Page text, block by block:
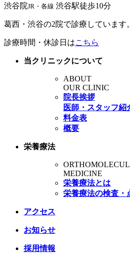
渋谷院JR・各線 渋谷駅徒歩10分
葛西・渋谷の2院で診療しています。
診療時間・休診日はこちら
当クリニックについて
ABOUT
OUR CLINIC
院長挨拶
医師・スタッフ紹
料金表
概要
栄養療法
MEDICINE
栄養療法とは
栄養療法の検査・
アクセス
お知らせ
採用情報